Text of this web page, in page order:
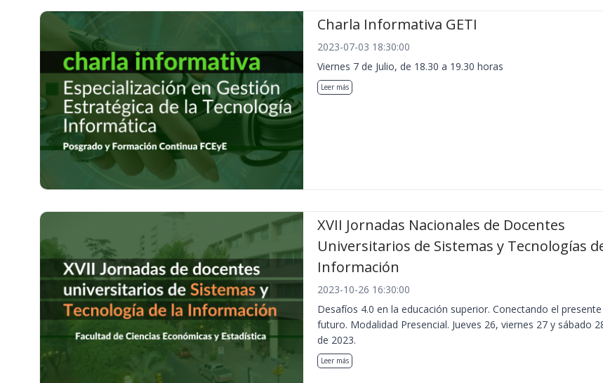
Charla Informativa GETI
2023-07-03 18:30:00
Viernes 7 de Julio, de 18.30 a 19.30 horas
Leer más
XVII Jornadas Nacionales de Docentes
Universitarios de Sistemas y Tecnologías
Información
2023-10-26 16:30:00
Desafíos 4.0 en la educación superior. Conectando el
futuro. Modalidad Presencial. Jueves 26, viernes 27 y sábado
de 2023.
Leer más